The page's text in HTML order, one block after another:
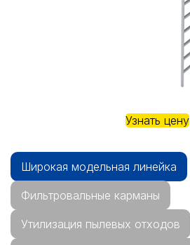
Узнать цену
Широкая модельная линейка
Фильтровальные карманы
Утилизация пылевых отходов